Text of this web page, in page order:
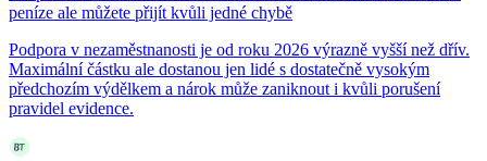
peníze ale můžete přijít kvůli jedné chybě
Podpora v nezaměstnanosti je od roku 2026 výrazně vyšší než dřív.
Maximální částku ale dostanou jen lidé s dostatečně vysokým
předchozím výdělkem a nárok může zaniknout i kvůli porušení
pravidel evidence.